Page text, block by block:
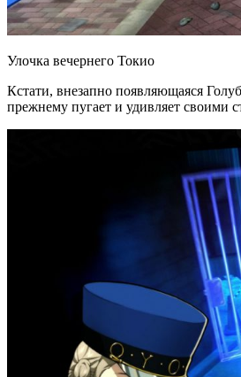
Улочка вечернего Токио
Кстати, внезапно появляющаяся
прежнему пугает и удивляет своими